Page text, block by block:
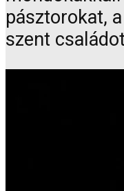
pásztorokat,
szent